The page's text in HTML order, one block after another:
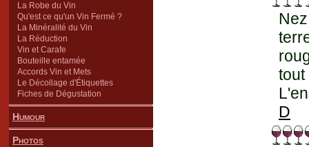
La Robe du Vin
Qu'est ce qu'un Vin Fermé ?
La Minéralité du Vin
La Réduction
Vin et Carafe
Bouteille entamée
Accords Vin et Mets
Le Décollage d'Étiquettes
Fiches de Dégustation
Humour
Photos
D